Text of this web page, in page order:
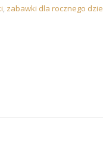
, zabawki dla rocznego